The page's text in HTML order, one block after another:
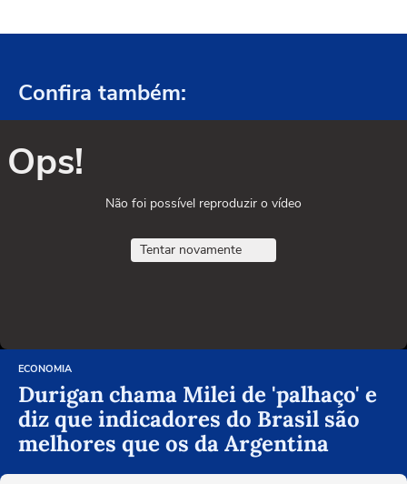
Confira também:
Ops!
Não foi possível reproduzir o vídeo
Tentar novamente
ECONOMIA
Durigan chama Milei de 'palhaço' e
diz que indicadores do Brasil são
melhores que os da Argentina